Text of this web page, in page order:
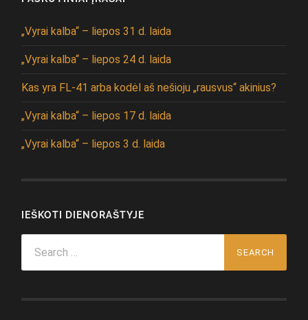
„Vyrai kalba“ – liepos 31 d. laida
„Vyrai kalba“ – liepos 24 d. laida
Kas yra FL-41 arba kodėl aš nešioju „rausvus“ akinius?
„Vyrai kalba“ – liepos 17 d. laida
„Vyrai kalba“ – liepos 3 d. laida
IEŠKOTI DIENORAŠTYJE
for: